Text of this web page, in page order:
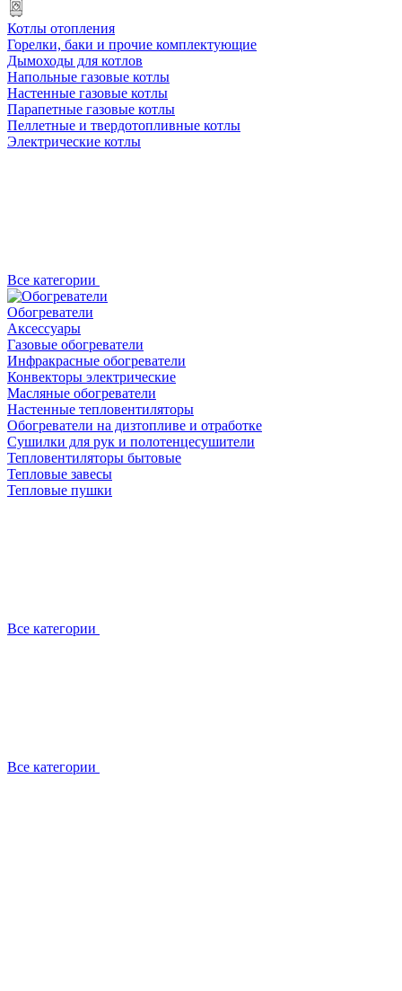
Котлы отопления
Горелки, баки и прочие комплектующие
Дымоходы для котлов
Напольные газовые котлы
Настенные газовые котлы
Парапетные газовые котлы
Пеллетные и твердотопливные котлы
Электрические котлы
Все категории
Обогреватели
Аксессуары
Газовые обогреватели
Инфракрасные обогреватели
Конвекторы электрические
Масляные обогреватели
Настенные тепловентиляторы
Обогреватели на дизтопливе и отработке
Сушилки для рук и полотенцесушители
Тепловентиляторы бытовые
Тепловые завесы
Тепловые пушки
Все категории
Все категории